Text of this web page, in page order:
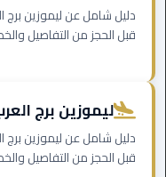
المعادي
رمضان
ليموزين
دليل شامل عن ليموزين
قبل الحجز من التفاصيل
ليموزين برج
دليل شامل عن ليموزين
قبل الحجز من التفاصيل